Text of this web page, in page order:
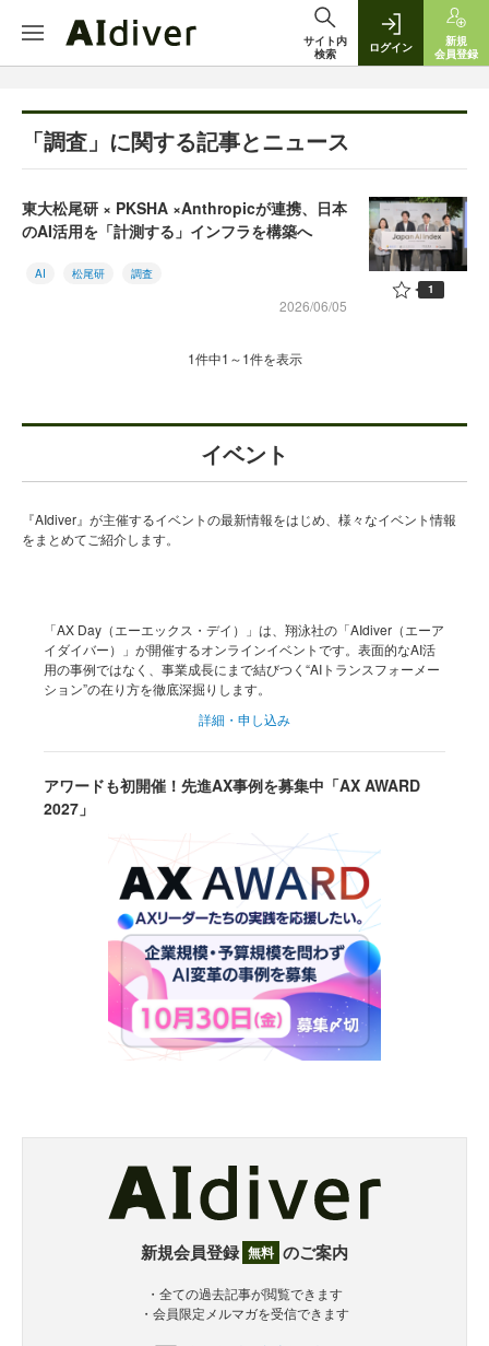
サイト内
検索
ログイン
新規
会員登録
「調査」に関する記事とニュース
東⼤松尾研 × PKSHA ×Anthropicが連携、日本
のAI活用を「計測する」インフラを構築へ
AI 松尾研 調査
2026/06/05
1
1件中1～1件を表示
イベント
『AIdiver』が主催するイベントの最新情報をはじめ、様々なイベント情報
をまとめてご紹介します。
「AX Day（エーエックス・デイ）」は、翔泳社の「AIdiver（エーア
イダイバー）」が開催するオンラインイベントです。表面的なAI活
用の事例ではなく、事業成長にまで結びつく“AIトランスフォーメー
ション”の在り方を徹底深掘りします。
詳細・申し込み
アワードも初開催！先進AX事例を募集中「AX AWARD
2027」
新規会員登録 無料 のご案内
・全ての過去記事が閲覧できます
・会員限定メルマガを受信できます